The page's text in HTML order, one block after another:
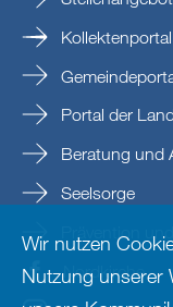
Kollektenportal
Portal der
Beratung und
Seelsorge
Prävention
Nordkirche
Wir nutzen
Nutzung unserer